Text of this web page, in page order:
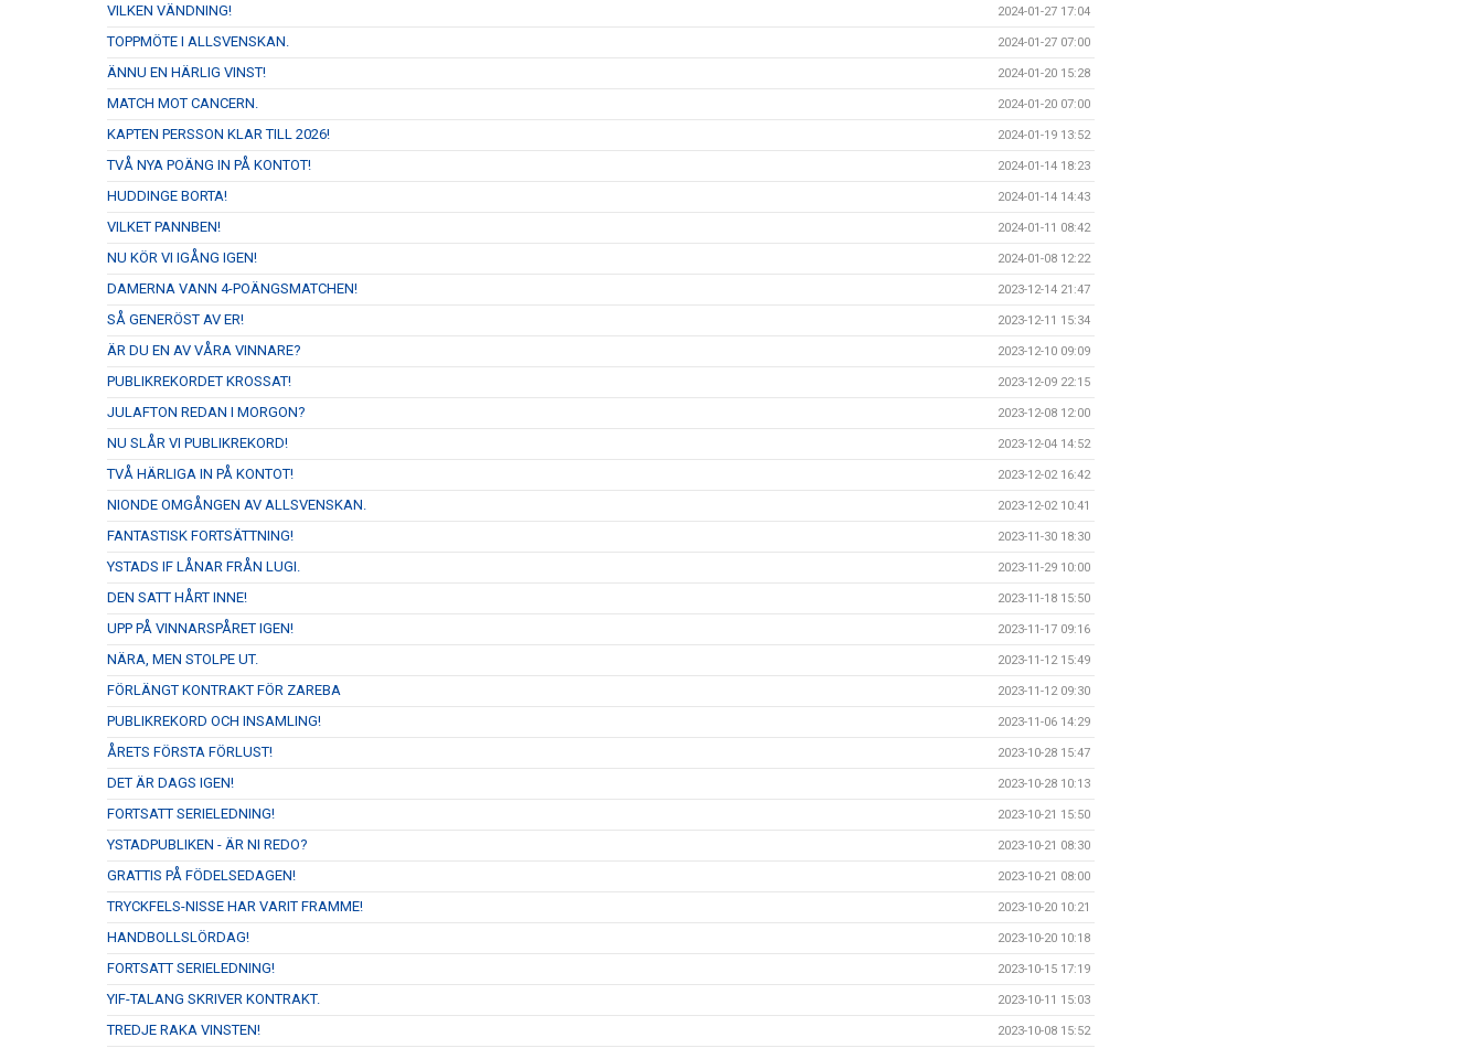
VILKEN VÄNDNING! 2024-01-27 17:04
TOPPMÖTE I ALLSVENSKAN. 2024-01-27 07:00
ÄNNU EN HÄRLIG VINST! 2024-01-20 15:28
MATCH MOT CANCERN. 2024-01-20 07:00
KAPTEN PERSSON KLAR TILL 2026! 2024-01-19 13:52
TVÅ NYA POÄNG IN PÅ KONTOT! 2024-01-14 18:23
HUDDINGE BORTA! 2024-01-14 14:43
VILKET PANNBEN! 2024-01-11 08:42
NU KÖR VI IGÅNG IGEN! 2024-01-08 12:22
DAMERNA VANN 4-POÄNGSMATCHEN! 2023-12-14 21:47
SÅ GENERÖST AV ER! 2023-12-11 15:34
ÄR DU EN AV VÅRA VINNARE? 2023-12-10 09:09
PUBLIKREKORDET KROSSAT! 2023-12-09 22:15
JULAFTON REDAN I MORGON? 2023-12-08 12:00
NU SLÅR VI PUBLIKREKORD! 2023-12-04 14:52
TVÅ HÄRLIGA IN PÅ KONTOT! 2023-12-02 16:42
NIONDE OMGÅNGEN AV ALLSVENSKAN. 2023-12-02 10:41
FANTASTISK FORTSÄTTNING! 2023-11-30 18:30
YSTADS IF LÅNAR FRÅN LUGI. 2023-11-29 10:00
DEN SATT HÅRT INNE! 2023-11-18 15:50
UPP PÅ VINNARSPÅRET IGEN! 2023-11-17 09:16
NÄRA, MEN STOLPE UT. 2023-11-12 15:49
FÖRLÄNGT KONTRAKT FÖR ZAREBA 2023-11-12 09:30
PUBLIKREKORD OCH INSAMLING! 2023-11-06 14:29
ÅRETS FÖRSTA FÖRLUST! 2023-10-28 15:47
DET ÄR DAGS IGEN! 2023-10-28 10:13
FORTSATT SERIELEDNING! 2023-10-21 15:50
YSTADPUBLIKEN - ÄR NI REDO? 2023-10-21 08:30
GRATTIS PÅ FÖDELSEDAGEN! 2023-10-21 08:00
TRYCKFELS-NISSE HAR VARIT FRAMME! 2023-10-20 10:21
HANDBOLLSLÖRDAG! 2023-10-20 10:18
FORTSATT SERIELEDNING! 2023-10-15 17:19
YIF-TALANG SKRIVER KONTRAKT. 2023-10-11 15:03
TREDJE RAKA VINSTEN! 2023-10-08 15:52